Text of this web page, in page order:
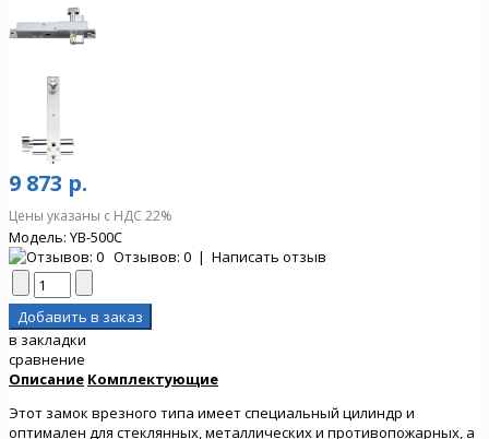
9 873 р.
Цены указаны с НДС 22%
Модель: YB-500C
Отзывов: 0 | Написать отзыв
в закладки
сравнение
Описание Комплектующие
Этот замок врезного типа имеет специальный цилиндр и
оптимален для стеклянных, металлических и противопожарных, а